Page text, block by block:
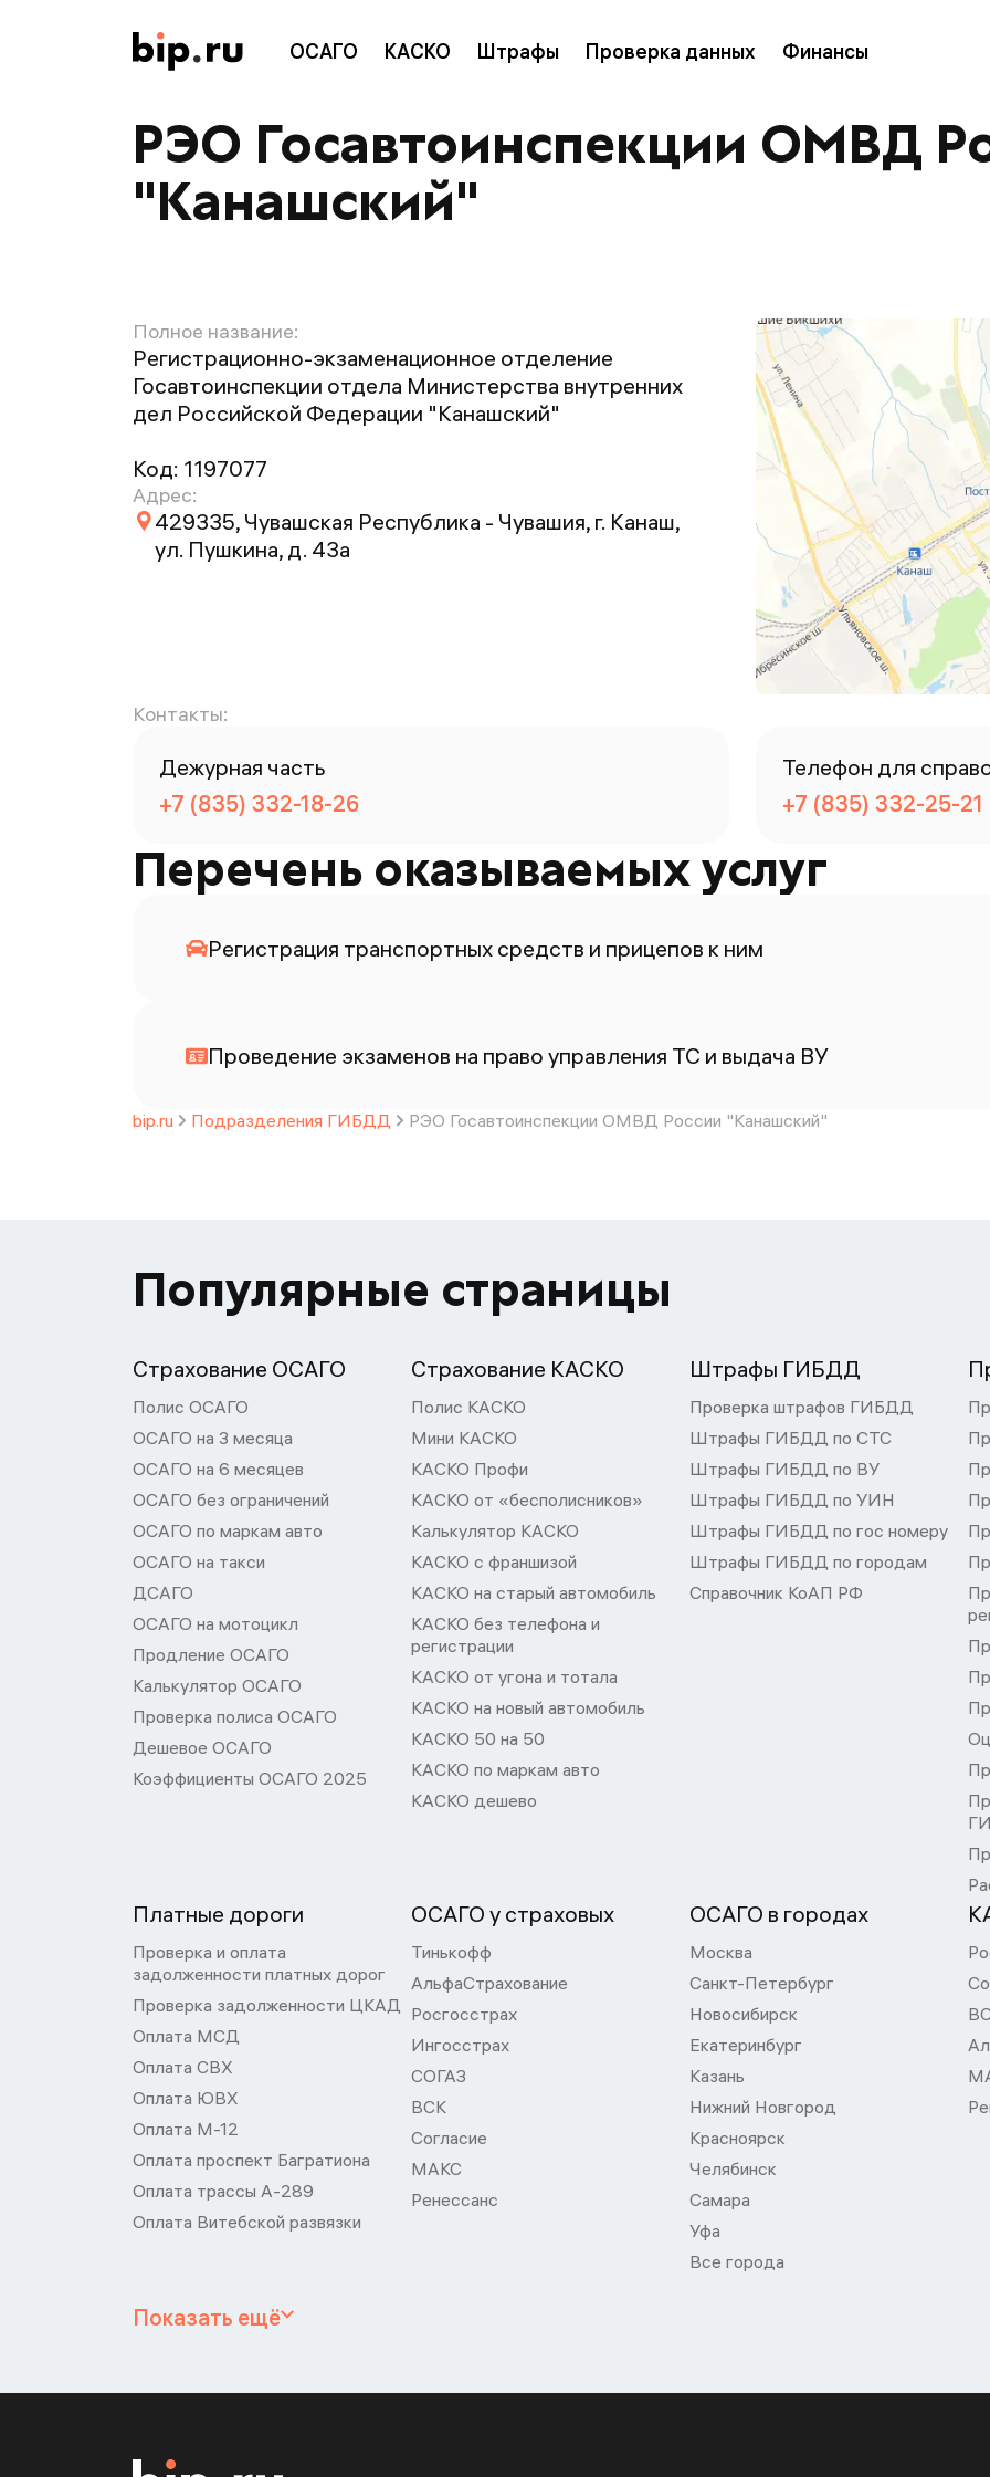
ОСАГО КАСКО Штрафы Проверка данных Финансы
РЭО Госавтоинспекции ОМВД
"Канашский"
Полное название:
Регистрационно-экзаменационное отделение
Госавтоинспекции отдела Министерства внутренних
дел Российской Федерации "Канашский"
Код: 1197077
Адрес:
429335, Чувашская Республика - Чувашия, г. Канаш,
ул. Пушкина, д. 43а
Контакты:
Дежурная часть
+7 (835) 332-18-26
Телефон для
+7 (835) 332-25-21
Перечень оказываемых услуг
Регистрация транспортных средств и прицепов к ним
Проведение экзаменов на право управления ТС и выдача ВУ
bip.ru Подразделения ГИБДД РЭО Госавтоинспекции ОМВД России "Канашский"
Популярные страницы
Страхование ОСАГО
Полис ОСАГО
ОСАГО на 3 месяца
ОСАГО на 6 месяцев
ОСАГО без ограничений
ОСАГО по маркам авто
ОСАГО на такси
ДСАГО
ОСАГО на мотоцикл
Продление ОСАГО
Калькулятор ОСАГО
Проверка полиса ОСАГО
Дешевое ОСАГО
Коэффициенты ОСАГО 2025
Страхование КАСКО
Полис КАСКО
Мини КАСКО
КАСКО Профи
КАСКО от «бесполисников»
Калькулятор КАСКО
КАСКО с франшизой
КАСКО на старый автомобиль
КАСКО без телефона и
регистрации
КАСКО от угона и тотала
КАСКО на новый автомобиль
КАСКО 50 на 50
КАСКО по маркам авто
КАСКО дешево
Штрафы ГИБДД
Проверка штрафов ГИБДД
Штрафы ГИБДД по СТС
Штрафы ГИБДД по ВУ
Штрафы ГИБДД по УИН
Штрафы ГИБДД по гос номеру
Штрафы ГИБДД по городам
Справочник КоАП РФ
Платные дороги
Проверка и оплата
задолженности платных дорог
Проверка задолженности ЦКАД
Оплата МСД
Оплата СВХ
Оплата ЮВХ
Оплата М-12
Оплата проспект Багратиона
Оплата трассы А-289
Оплата Витебской развязки
ОСАГО у страховых
Тинькофф
АльфаСтрахование
Росгосстрах
Ингосстрах
СОГАЗ
ВСК
Согласие
МАКС
Ренессанс
ОСАГО в городах
Москва
Санкт-Петербург
Новосибирск
Екатеринбург
Казань
Нижний Новгород
Красноярск
Челябинск
Самара
Уфа
Все города
Показать ещё